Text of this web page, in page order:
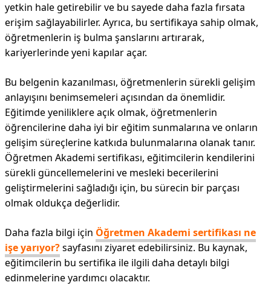
yetkin hale getirebilir ve bu sayede daha fazla fırsata
erişim sağlayabilirler. Ayrıca, bu sertifikaya sahip olmak,
öğretmenlerin iş bulma şanslarını artırarak,
kariyerlerinde yeni kapılar açar.
Bu belgenin kazanılması, öğretmenlerin sürekli gelişim
anlayışını benimsemeleri açısından da önemlidir.
Eğitimde yeniliklere açık olmak, öğretmenlerin
öğrencilerine daha iyi bir eğitim sunmalarına ve onların
gelişim süreçlerine katkıda bulunmalarına olanak tanır.
Öğretmen Akademi sertifikası, eğitimcilerin kendilerini
sürekli güncellemelerini ve mesleki becerilerini
geliştirmelerini sağladığı için, bu sürecin bir parçası
olmak oldukça değerlidir.
Daha fazla bilgi için Öğretmen Akademi sertifikası ne
işe yarıyor?sayfasını ziyaret edebilirsiniz. Bu kaynak,
eğitimcilerin bu sertifika ile ilgili daha detaylı bilgi
edinmelerine yardımcı olacaktır.